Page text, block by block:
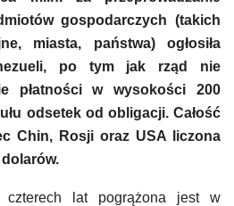
gospodarczych (takich
miasta, państwa) ogłosiła
po tym jak rząd nie
płatności w wysokości 200
odsetek od obligacji. Całość
Chin, Rosji oraz USA liczona
czterech lat pogrążona jest w